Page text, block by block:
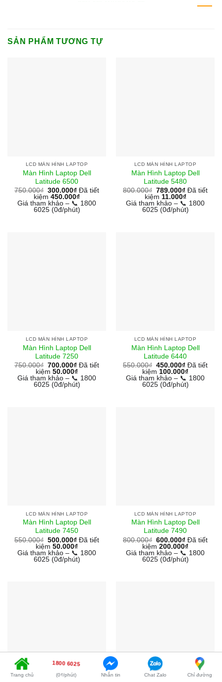
SẢN PHẨM TƯƠNG TỰ
LCD MÀN HÌNH LAPTOP
Màn Hình Laptop Dell
Latitude 6500
750.000₫ 300.000₫ Đã tiết
kiệm 450.000₫
Giá tham khảo – 📞 1800
6025 (0đ/phút)
LCD MÀN HÌNH LAPTOP
Màn Hình Laptop Dell
Latitude 5480
800.000₫ 789.000₫ Đã tiết
kiệm 11.000₫
Giá tham khảo – 📞 1800
6025 (0đ/phút)
LCD MÀN HÌNH LAPTOP
Màn Hình Laptop Dell
Latitude 7250
750.000₫ 700.000₫ Đã tiết
kiệm 50.000₫
Giá tham khảo – 📞 1800
6025 (0đ/phút)
LCD MÀN HÌNH LAPTOP
Màn Hình Laptop Dell
Latitude 6440
550.000₫ 450.000₫ Đã tiết
kiệm 100.000₫
Giá tham khảo – 📞 1800
6025 (0đ/phút)
LCD MÀN HÌNH LAPTOP
Màn Hình Laptop Dell
Latitude 7450
550.000₫ 500.000₫ Đã tiết
kiệm 50.000₫
Giá tham khảo – 📞 1800
6025 (0đ/phút)
LCD MÀN HÌNH LAPTOP
Màn Hình Laptop Dell
Latitude 7490
800.000₫ 600.000₫ Đã tiết
kiệm 200.000₫
Giá tham khảo – 📞 1800
6025 (0đ/phút)
Trang chủ
1800 6025
(0₫/phút) Nhắn tin Chat Zalo Chỉ đường